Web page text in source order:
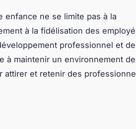
enfance ne se limite pas à la
à la fidélisation des
professionnel et
à maintenir un environnement de
attirer et retenir des